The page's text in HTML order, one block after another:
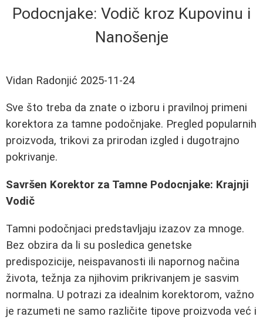
Podocnjake: Vodič kroz Kupovinu i
Nanošenje
Vidan Radonjić 2025-11-24
Sve što treba da znate o izboru i pravilnoj primeni
korektora za tamne podočnjake. Pregled popularnih
proizvoda, trikovi za prirodan izgled i dugotrajno
pokrivanje.
Savršen Korektor za Tamne Podocnjake: Krajnji
Vodič
Tamni podočnjaci predstavljaju izazov za mnoge.
Bez obzira da li su posledica genetske
predispozicije, neispavanosti ili napornog načina
života, težnja za njihovim prikrivanjem je sasvim
normalna. U potrazi za idealnim korektorom, važno
je razumeti ne samo različite tipove proizvoda već i